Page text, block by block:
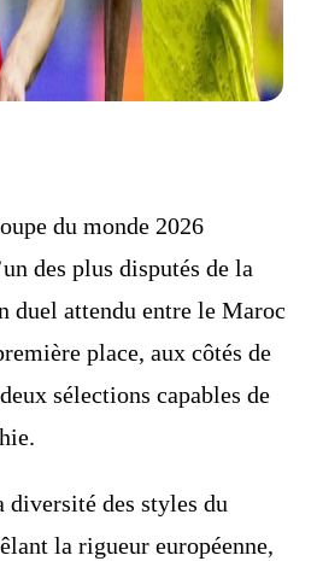
du monde 2026
des plus disputés de la
duel attendu entre le Maroc
place, aux côtés de
sélections capables de
des styles du
la rigueur européenne,